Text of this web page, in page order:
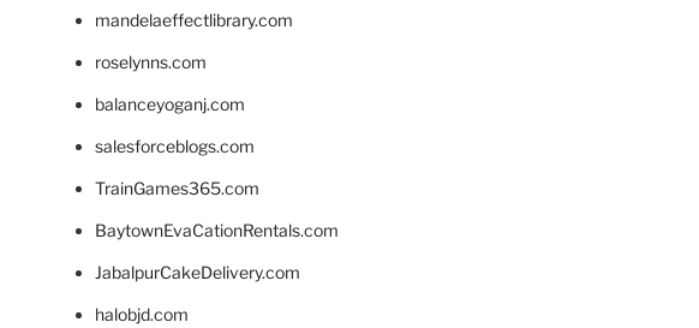
mandelaeffectlibrary.com
roselynns.com
balanceyoganj.com
salesforceblogs.com
TrainGames365.com
BaytownEvaCationRentals.com
JabalpurCakeDelivery.com
halobjd.com